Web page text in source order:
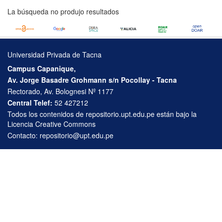
La búsqueda no produjo resultados
Universidad Privada de Tacna
Campus Capanique,
Av. Jorge Basadre Grohmann s/n Pocollay - Tacna
Rectorado, Av. Bolognesi Nº 1177
Central Telef: 52 427212
Todos los contenidos de repositorio.upt.edu.pe están bajo la
Licencia Creative Commons
Contacto: repositorio@upt.edu.pe